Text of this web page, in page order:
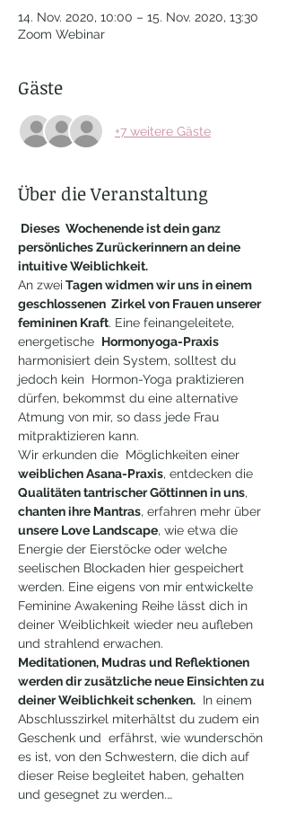
14. Nov. 2020, 10:00 – 15. Nov. 2020, 13:30
Zoom Webinar
Gäste
+7 weitere Gäste
Über die Veranstaltung
Dieses  Wochenende ist dein ganz
persönliches Zurückerinnern an deine
intuitive Weiblichkeit.
An zwei Tagen widmen wir uns in einem
geschlossenen  Zirkel von Frauen unserer
femininen Kraft. Eine feinangeleitete,
energetische Hormonyoga-Praxis
harmonisiert dein System, solltest du
jedoch kein  Hormon-Yoga praktizieren
dürfen, bekommst du eine alternative
Atmung von mir, so dass jede Frau
mitpraktizieren kann.
Wir erkunden die  Möglichkeiten einer
weiblichen Asana-Praxis, entdecken die
Qualitäten tantrischer Göttinnen in uns,
chanten ihre Mantras, erfahren mehr über
unsere Love Landscape, wie etwa die
Energie der Eierstöcke oder welche
seelischen Blockaden hier gespeichert
werden. Eine eigens von mir entwickelte
Feminine Awakening Reihe lässt dich in
deiner Weiblichkeit wieder neu aufleben
und strahlend erwachen.
Meditationen, Mudras und Reflektionen
werden dir zusätzliche neue Einsichten zu
deiner Weiblichkeit schenken. In einem
Abschlusszirkel miterhältst du zudem ein
Geschenk und  erfährst, wie wunderschön
es ist, von den Schwestern, die dich auf
dieser Reise begleitet haben, gehalten
und gesegnet zu werden.…